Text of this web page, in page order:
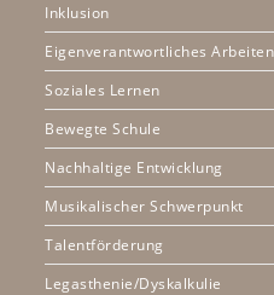
Inklusion
Eigenverantwortliches Arbeiten
Soziales Lernen
Bewegte Schule
Nachhaltige Entwicklung
Musikalischer Schwerpunkt
Talentförderung
Legasthenie/Dyskalkulie